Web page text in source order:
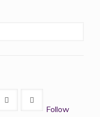
Follow